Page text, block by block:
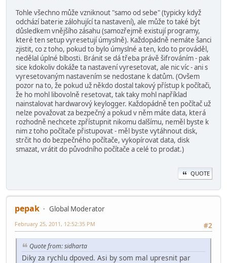
Tohle všechno může vzniknout "samo od sebe" (typicky když
odchází baterie zálohující ta nastavení), ale může to také být
důsledkem vnějšího zásahu (samozřejmě existují programy,
které ten setup vyresetují úmyslně). Každopádně nemáte šanci
zjistit, co z toho, pokud to bylo úmyslné a ten, kdo to prováděl,
nedělal úplné blbosti. Bránit se dá třeba právě šifrováním - pak
sice kdokoliv dokáže ta nastavení vyresetovat, ale nic víc - ani s
vyresetovaným nastavením se nedostane k datům. (Ovšem
pozor na to, že pokud už někdo dostal takový přístup k počítači,
že ho mohl libovolně resetovat, tak taky mohl například
nainstalovat hardwarový keylogger. Každopádně ten počítač už
nelze považovat za bezpečný a pokud v něm máte data, která
rozhodně nechcete zpřístupnit nikomu dalšímu, neměl byste k
nim z toho počítače přistupovat - měl byste vytáhnout disk,
strčit ho do bezpečného počítače, vykopírovat data, disk
smazat, vrátit do původního počítače a celé to prodat.)
QUOTE
pepak
Global Moderator
#2
February 25, 2011, 12:52:35 PM
Quote from: sidharta
Diky za rychlu dpoved. Asi by som mal upresnit par